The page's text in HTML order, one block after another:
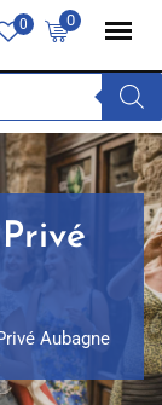
0
0
Aubagne